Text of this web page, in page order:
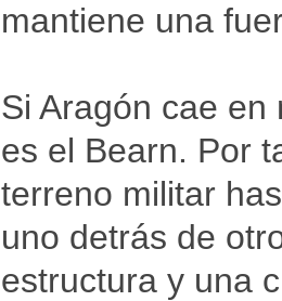
mantiene una
Si Aragón cae
es el Bearn. Por
terreno militar
uno detrás de
estructura y una